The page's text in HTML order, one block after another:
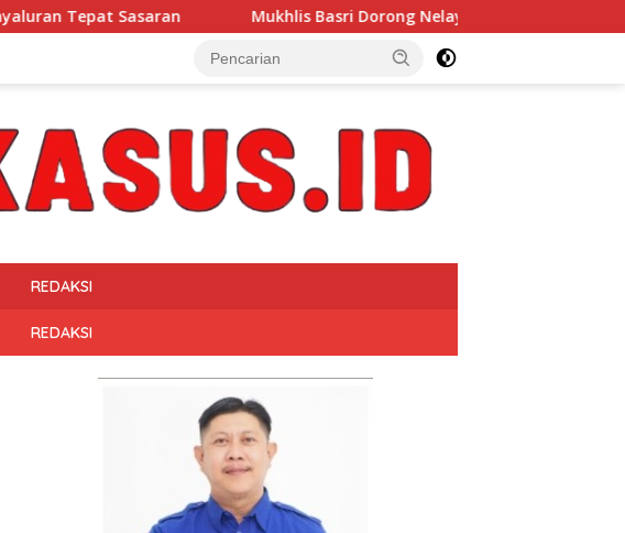
Mukhlis Basri Dorong Nelayan Manfaatkan Informasi Cuaca Melalui
REDAKSI
REDAKSI